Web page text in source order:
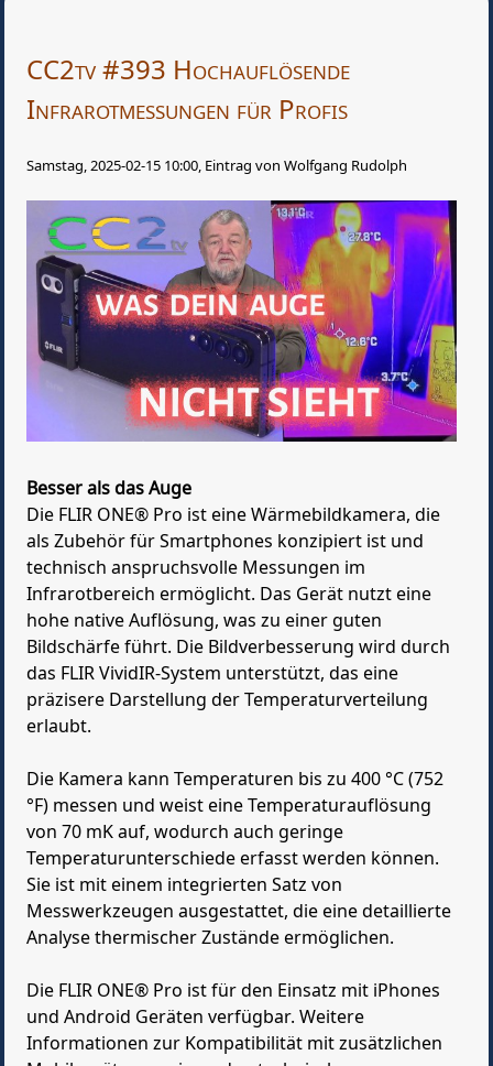
CC2tv #393 Hochauflösende
Infrarotmessungen für Profis
Samstag, 2025-02-15 10:00, Eintrag von Wolfgang Rudolph
Besser als das Auge
Die FLIR ONE® Pro ist eine Wärmebildkamera, die
als Zubehör für Smartphones konzipiert ist und
technisch anspruchsvolle Messungen im
Infrarotbereich ermöglicht. Das Gerät nutzt eine
hohe native Auflösung, was zu einer guten
Bildschärfe führt. Die Bildverbesserung wird durch
das FLIR VividIR-System unterstützt, das eine
präzisere Darstellung der Temperaturverteilung
erlaubt.
Die Kamera kann Temperaturen bis zu 400 °C (752
°F) messen und weist eine Temperaturauflösung
von 70 mK auf, wodurch auch geringe
Temperaturunterschiede erfasst werden können.
Sie ist mit einem integrierten Satz von
Messwerkzeugen ausgestattet, die eine detaillierte
Analyse thermischer Zustände ermöglichen.
Die FLIR ONE® Pro ist für den Einsatz mit iPhones
und Android Geräten verfügbar. Weitere
Informationen zur Kompatibilität mit zusätzlichen